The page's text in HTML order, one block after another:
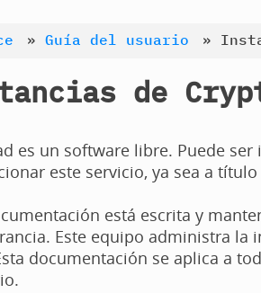
» Guía del usuario »
de
es un software libre. Puede
este servicio, ya sea a
está escrita y
Este equipo administra la
documentación se aplica a